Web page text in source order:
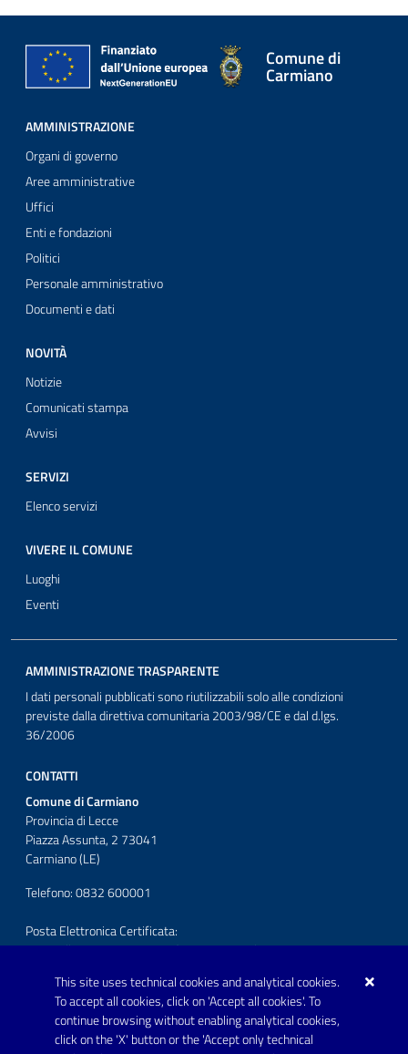
This site uses technical cookies and analytical cookies.
To accept all cookies, click on 'Accept all cookies'. To
continue browsing without enabling analytical cookies,
click on the 'X' button or the 'Accept only technical
Comune di
Carmiano
AMMINISTRAZIONE
Organi di governo
Aree amministrative
Uffici
Enti e fondazioni
Politici
Personale amministrativo
Documenti e dati
NOVITÀ
Notizie
Comunicati stampa
Avvisi
SERVIZI
Elenco servizi
VIVERE IL COMUNE
Luoghi
Eventi
AMMINISTRAZIONE TRASPARENTE
I dati personali pubblicati sono riutilizzabili solo alle condizioni
previste dalla direttiva comunitaria 2003/98/CE e dal d.lgs.
36/2006
CONTATTI
Comune di Carmiano
Provincia di Lecce
Piazza Assunta, 2 73041
Carmiano (LE)
Telefono: 0832 600001
Posta Elettronica Certificata:
protocollo.comunecarmiano@pec.rupar.puglia.it
URP - Ufficio Relazioni con il Pubblico
FOLLOW US ON